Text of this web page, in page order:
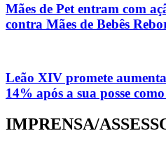
Mães de Pet entram com
contra Mães de Bebês
Leão XIV promete
14% após a sua posse
IMPRENSA/